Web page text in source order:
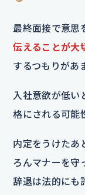
最終面接で意思
伝えることが大
するつもりがあ
入社意欲が低い
格にされる可能
内定をうけたあ
ろんマナーを守
辞退は法的にも